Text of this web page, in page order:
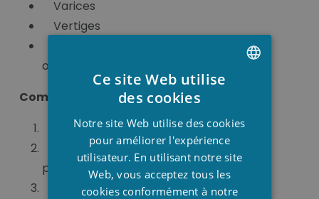
Varices
Vertiges
oncologue)
Comment utiliser un sauna ?
Déshabillez-vous
Visite aux toilettes ceci ne doit pas
perturber votre visite au sauna
Douches nettoyez votre corps
ENGLISH
Ce site Web utilise
des cookies
Notre site Web utilise des cookies
pour améliorer l'expérience
utilisateur. En utilisant notre site
Web, vous acceptez tous les
cookies conformément à notre